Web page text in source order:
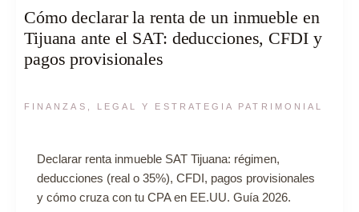
Cómo declarar la renta de un inmueble en
Tijuana ante el SAT: deducciones, CFDI y
pagos provisionales
FINANZAS, LEGAL Y ESTRATEGIA PATRIMONIAL
Declarar renta inmueble SAT Tijuana: régimen,
deducciones (real o 35%), CFDI, pagos provisionales
y cómo cruza con tu CPA en EE.UU. Guía 2026.